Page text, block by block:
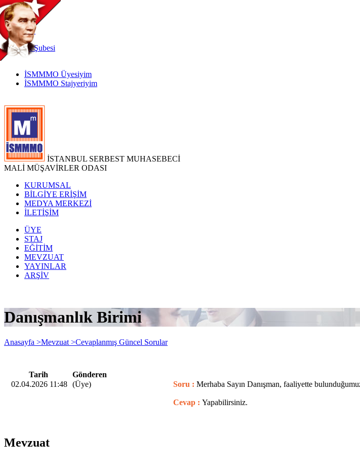
TR
|
EN
İnternetŞubesi
İSMMMO Üyesiyim
İSMMMO Stajyeriyim
İSTANBUL SERBEST MUHASEBECİ
MALİ MÜŞAVİRLER ODASI
KURUMSAL
BİLGİYE ERİŞİM
MEDYA MERKEZİ
İLETİŞİM
ÜYE
STAJ
EĞİTİM
MEVZUAT
YAYINLAR
ARŞİV
Danışmanlık Birimi
Anasayfa >Mevzuat >Cevaplanmış Güncel Sorular
Tarih
Gönderen
02.04.2026 11:48 (Üye) Soru : Merhaba Sayın Danışman, faaliyette
Cevap : Yapabilirsiniz.
Mevzuat